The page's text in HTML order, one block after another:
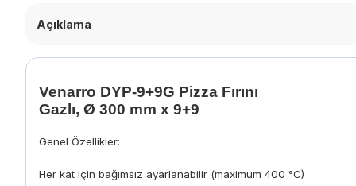
Açıklama
Venarro DYP-9+9G Pizza Fırını
Gazlı, Ø 300 mm x 9+9
Genel Özellikler:
Her kat için bağımsız ayarlanabilir (maximum 400 °C)